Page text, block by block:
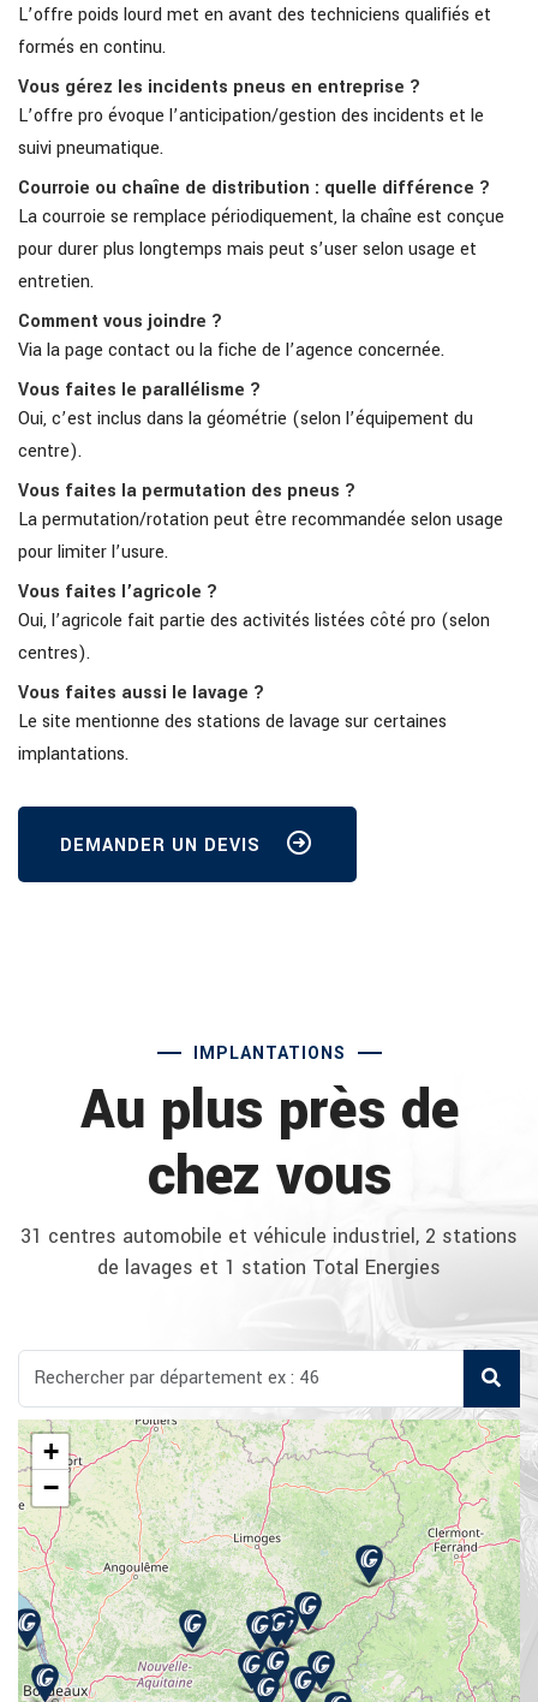
L’offre poids lourd met en avant des techniciens qualifiés et
formés en continu.
Vous gérez les incidents pneus en entreprise ?
L’offre pro évoque l’anticipation/gestion des incidents et le
suivi pneumatique.
Courroie ou chaîne de distribution : quelle différence ?
La courroie se remplace périodiquement, la chaîne est conçue
pour durer plus longtemps mais peut s’user selon usage et
entretien.
Comment vous joindre ?
Via la page contact ou la fiche de l’agence concernée.
Vous faites le parallélisme ?
Oui, c’est inclus dans la géométrie (selon l’équipement du
centre).
Vous faites la permutation des pneus ?
La permutation/rotation peut être recommandée selon usage
pour limiter l’usure.
Vous faites l’agricole ?
Oui, l’agricole fait partie des activités listées côté pro (selon
centres).
Vous faites aussi le lavage ?
Le site mentionne des stations de lavage sur certaines
implantations.
DEMANDER UN DEVIS
IMPLANTATIONS
Au plus près de
chez vous
31 centres automobile et véhicule industriel, 2 stations
de lavages et 1 station Total Energies
+
−